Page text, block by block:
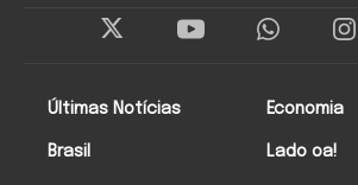
Últimas Notícias
Brasil
Economia
Lado oa!